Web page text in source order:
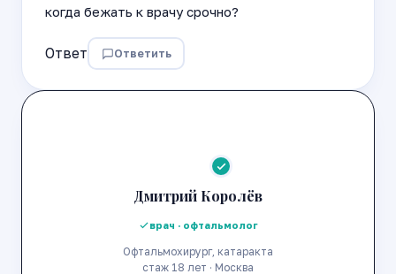
когда бежать к врачу срочно?
Ответ Ответить
Дмитрий Королёв
врач · офтальмолог
Офтальмохирург, катаракта
стаж 18 лет · Москва